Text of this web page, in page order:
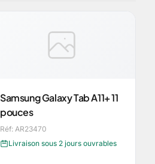
Samsung Galaxy Tab A11+ 11
pouces
Réf: AR23470
Livraison sous 2 jours ouvrables